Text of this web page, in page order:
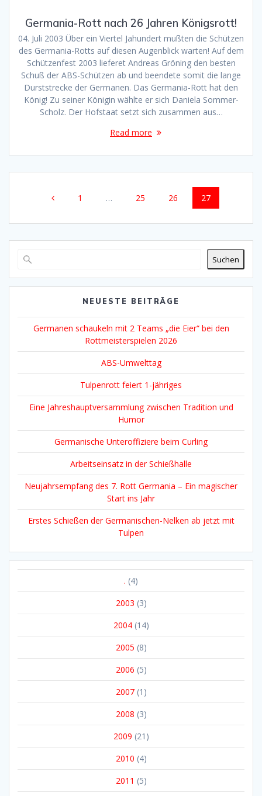
Germania-Rott nach 26 Jahren Königsrott!
04. Juli 2003 Über ein Viertel Jahundert mußten die Schützen
des Germania-Rotts auf diesen Augenblick warten! Auf dem
Schützenfest 2003 lieferet Andreas Gröning den besten
Schuß der ABS-Schützen ab und beendete somit die lange
Durststrecke der Germanen. Das Germania-Rott hat den
König! Zu seiner Königin wählte er sich Daniela Sommer-
Scholz. Der Hofstaat setzt sich zusammen aus…
Read more
navigationPage
1 … Page
25 Page
26 Page
27
Suchen
NEUESTE BEITRÄGE
Germanen schaukeln mit 2 Teams „die Eier“ bei den
Rottmeisterspielen 2026
ABS-Umwelttag
Tulpenrott feiert 1-jähriges
Eine Jahreshauptversammlung zwischen Tradition und
Humor
Germanische Unteroffiziere beim Curling
Arbeitseinsatz in der Schießhalle
Neujahrsempfang des 7. Rott Germania – Ein magischer
Start ins Jahr
Erstes Schießen der Germanischen-Nelken ab jetzt mit
Tulpen
. (4)
2003 (3)
2004(14)
2005 (8)
2006 (5)
2007(1)
2008 (3)
2009 (21)
2010 (4)
2011 (5)